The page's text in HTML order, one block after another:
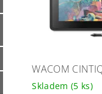
WACOM
Skladem (5 ks)